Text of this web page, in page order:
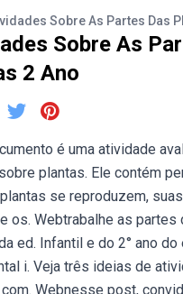
Sobre As Partes Das
Sobre As
2 Ano
é uma atividade
plantas. Ele contém
se reproduzem,
os. Webtrabalhe as partes
ed. Infantil e do 2° ano do
i. Veja três ideias de
Webnesse post,